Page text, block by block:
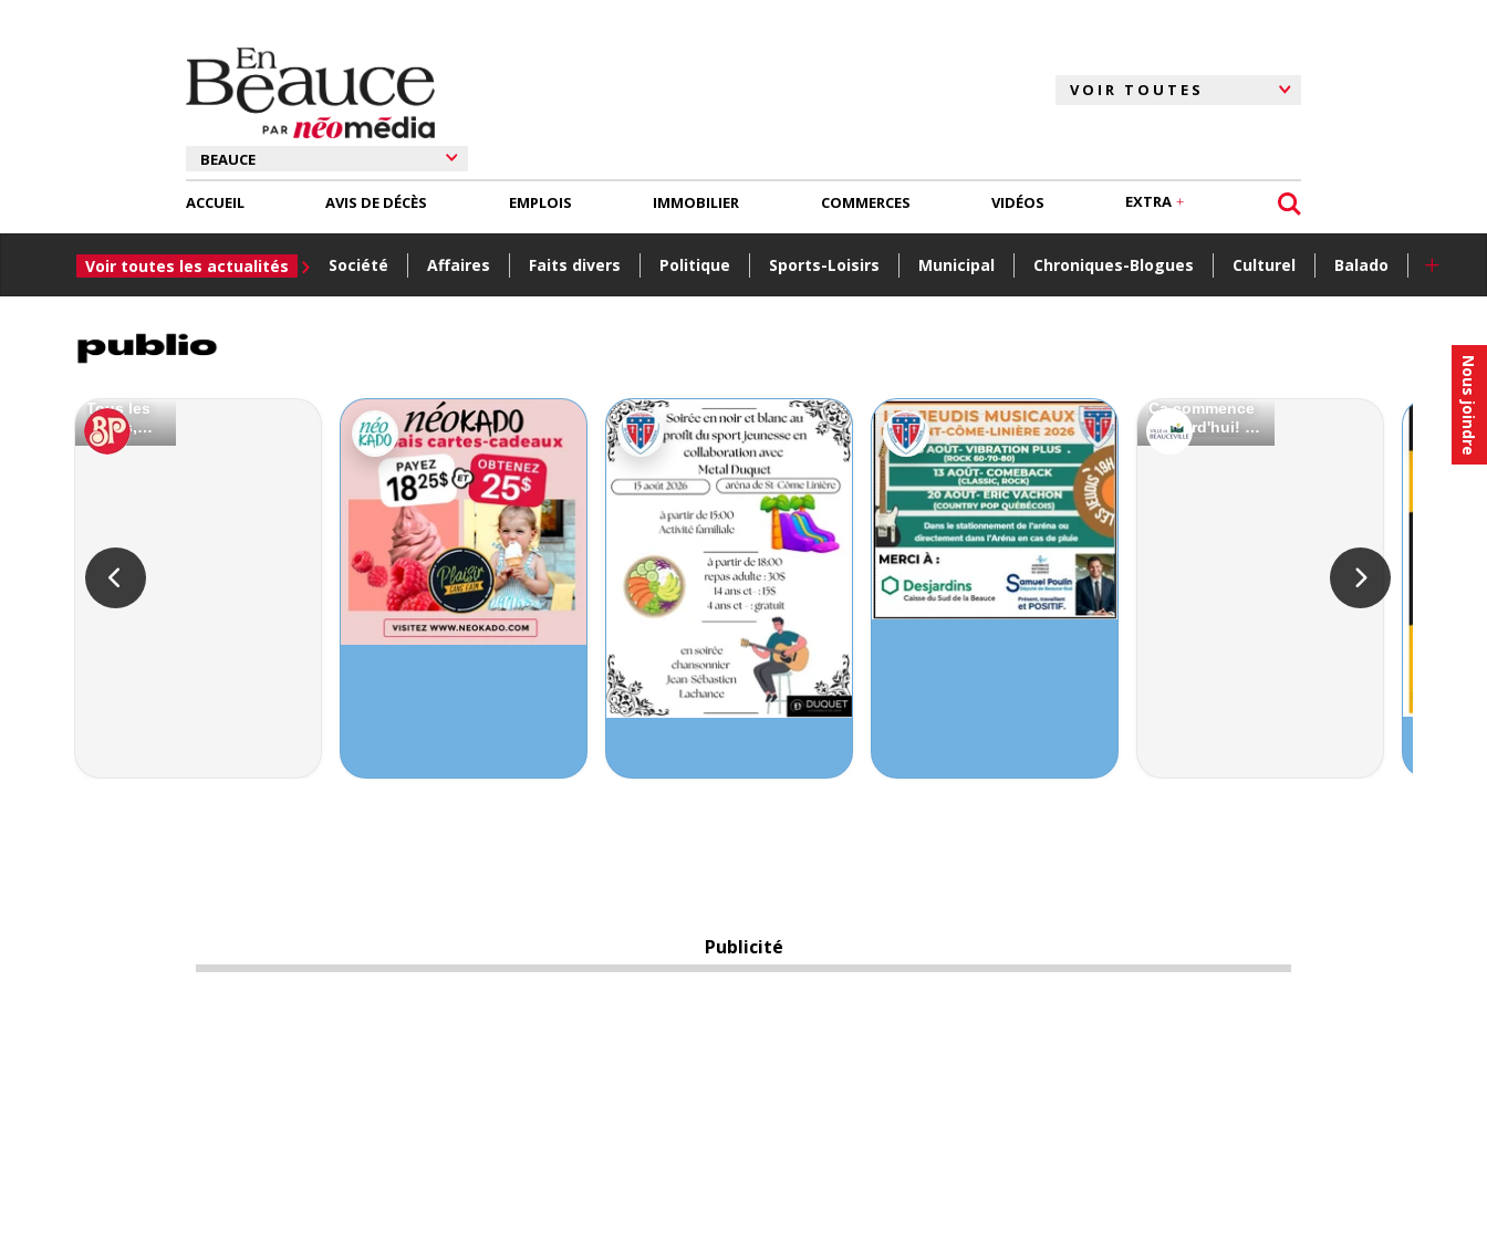
Nous joindre
ACCUEIL
Voir toutes les actualités Société Affaires Faits divers Politique Sports-Loisirs Municipal Chroniques-Blogues Culturel Balado +
AVIS DE DÉCÈS EMPLOIS IMMOBILIER COMMERCES VIDÉOS EXTRA
Publicité